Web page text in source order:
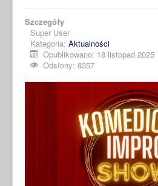
Szczegóły
Super User
Kategoria: Aktualności
Opublikowano: 18 listopad 2025
Odsłony: 8357